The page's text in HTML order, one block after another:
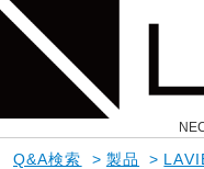
Q&A検索 > 製品 >